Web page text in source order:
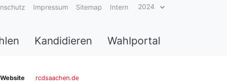
Impressum Sitemap Intern
Kandidieren Wahlportal
Website rcdsaachen.de